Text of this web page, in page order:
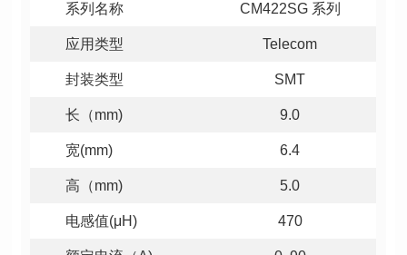
系列名称 CM422SG 系列
应用类型 Telecom
封装类型 SMT
长（mm) 9.0
宽(mm) 6.4
高（mm) 5.0
电感值(μH) 470